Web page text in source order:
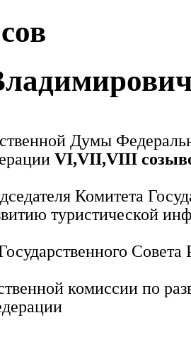
Думы
VI,VII,VIII
Комитета
туристической
комиссии по